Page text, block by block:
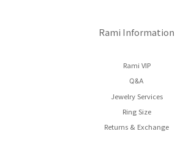
Rami Information
Rami VIP
Q&A
Jewelry Services
Ring Size
Returns & Exchange